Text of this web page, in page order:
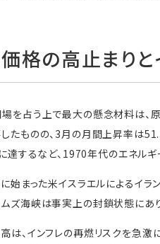
格の高止まりと
を占う上で最大の懸念材料は、
たものの、3月の月間上昇率は
達するなど、1970年代のエネル
始まった米イスラエルによるイラ
ズ海峡は事実上の封鎖状態にあ
は、インフレの再燃リスクを急